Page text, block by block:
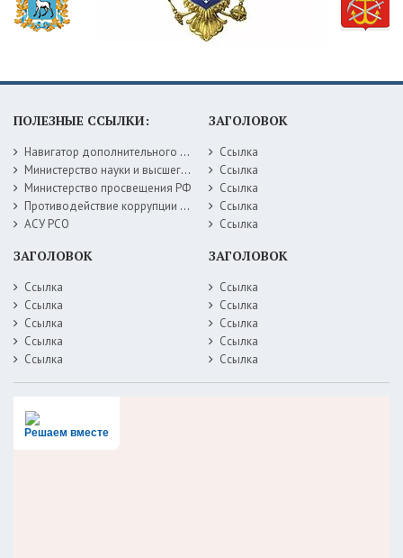
ПОЛЕЗНЫЕ ССЫЛКИ:
Навигатор дополнительного образования детей Самарской области
Министерство науки и высшего образования РФ
Министерство просвещения РФ
Противодействие коррупции Министерство образования Самарской области
АСУ РСО
ЗАГОЛОВОК
Ссылка
Ссылка
Ссылка
Ссылка
Ссылка
ЗАГОЛОВОК
Ссылка
Ссылка
Ссылка
Ссылка
Ссылка
ЗАГОЛОВОК
Ссылка
Ссылка
Ссылка
Ссылка
Ссылка
Решаем вместе